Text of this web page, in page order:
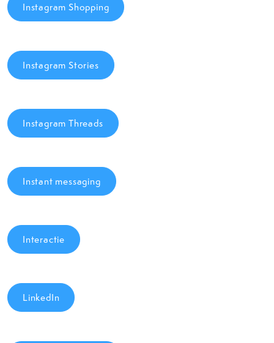
Instagram Shopping
Instagram Stories
Instagram Threads
Instant messaging
Interactie
LinkedIn